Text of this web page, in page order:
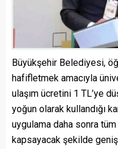
Büyükşehir Belediyesi,
hafifletmek amacıyla
ulaşım ücretini 1 TL’ye
yoğun olarak kullandığı
uygulama daha sonra
kapsayacak şekilde